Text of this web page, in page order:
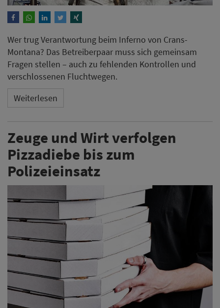
Wer trug Verantwortung beim Inferno von Crans-
Montana? Das Betreiberpaar muss sich gemeinsam
Fragen stellen – auch zu fehlenden Kontrollen und
verschlossenen Fluchtwegen.
Weiterlesen
Zeuge und Wirt verfolgen
Pizzadiebe bis zum
Polizeieinsatz